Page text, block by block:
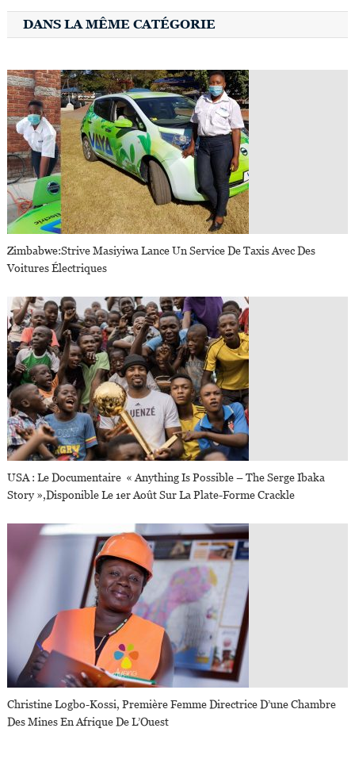
DANS LA MÊME CATÉGORIE
Zimbabwe:Strive Masiyiwa Lance Un Service De Taxis Avec Des
Voitures Électriques
USA : Le Documentaire « Anything Is Possible – The Serge Ibaka
Story »,disponible Le 1er Août Sur La Plate-Forme Crackle
Christine Logbo-Kossi, Première Femme Directrice D’une Chambre
Des Mines En Afrique De L’Ouest